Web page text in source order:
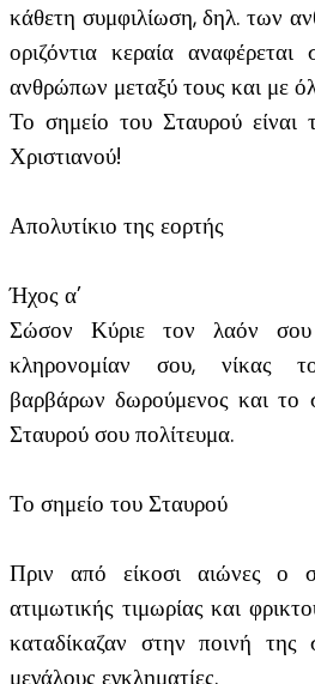
κάθετη συμφιλίωση, δηλ. των
οριζόντια κεραία
ανθρώπων μεταξύ τους και με
Το σημείο του Σταυρού είναι
Χριστιανού!
Απολυτίκιο της εορτής
Ήχος α’
Σώσον Κύριε τον λαόν σου
κληρονομίαν σου, νίκας
βαρβάρων δωρούμενος και το
Σταυρού σου πολίτευμα.
Το σημείο του Σταυρού
Πριν από είκοσι αιώνες ο
ατιμωτικής τιμωρίας και
καταδίκαζαν στην ποινή της
μεγάλους εγκληματίες.